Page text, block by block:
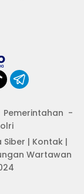
Pemerintahan
Siber | Kontak|
Wartawan